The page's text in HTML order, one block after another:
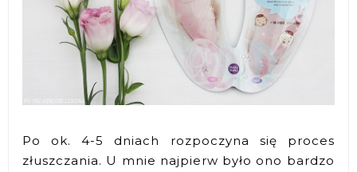
Po ok. 4-5 dniach rozpoczyna się proces
złuszczania. U mnie najpierw było ono bardzo